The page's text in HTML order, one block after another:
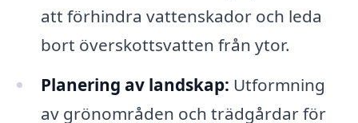
att förhindra vattenskador och leda
bort överskottsvatten från ytor.
Planering av landskap: Utformning
av grönområden och trädgårdar för